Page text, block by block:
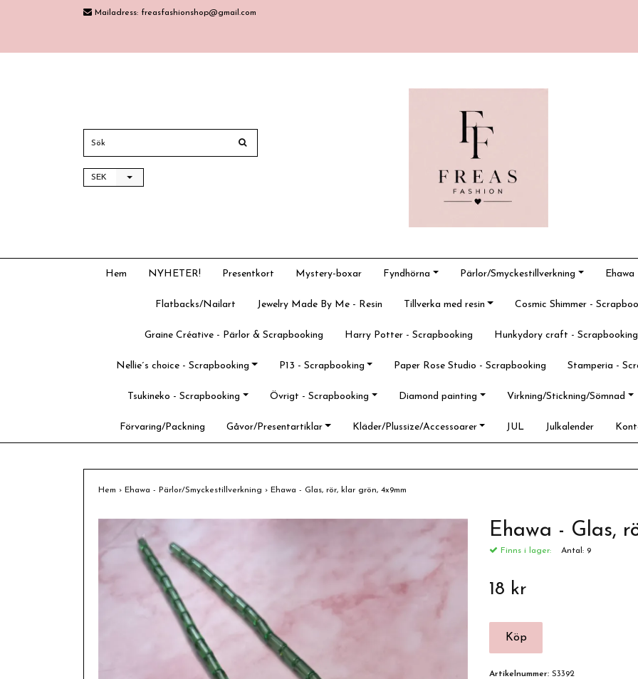
Mailadress: freasfashionshop@gmail.com
SEK
Hem NYHETER! Presentkort Mystery-boxar Fyndhörna Pärlor/Smyckestillverkning Ehawa
Flatbacks/Nailart Jewelry Made By Me - Resin Tillverka med resin Cosmic Shimmer -
Graine Créative - Pärlor & Scrapbooking Harry Potter - Scrapbooking Hunkydory craft - Scrapbooking
Nellie´s choice - Scrapbooking P13 - Scrapbooking Paper Rose Studio - Scrapbooking Stamperia -
Tsukineko - Scrapbooking Övrigt - Scrapbooking Diamond painting Virkning/Stickning/Sömnad
Förvaring/Packning Gåvor/Presentartiklar Kläder/Plussize/Accessoarer JUL Julkalender
Hem › Ehawa - Pärlor/Smyckestillverkning › Ehawa - Glas, rör, klar grön, 4x9mm
Ehawa - Glas,
Finns i lager: Antal: 9
18 kr
Artikelnummer: S3392